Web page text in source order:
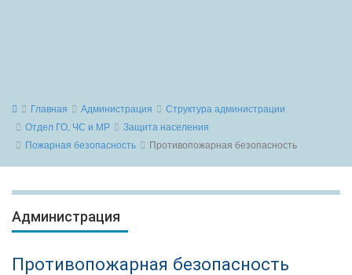
Главная Администрация
Структура администрации
Отдел ГО, ЧС и МР
Защита населения
Пожарная безопасность
Противопожарная безопасность
Администрация
Противопожарная безопасность